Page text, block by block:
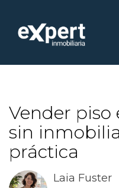
Vender piso
sin
práctica
Laia Fuster